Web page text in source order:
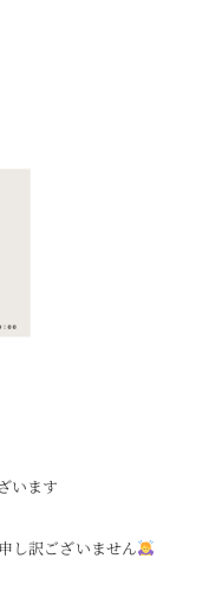
います
し訳ございません